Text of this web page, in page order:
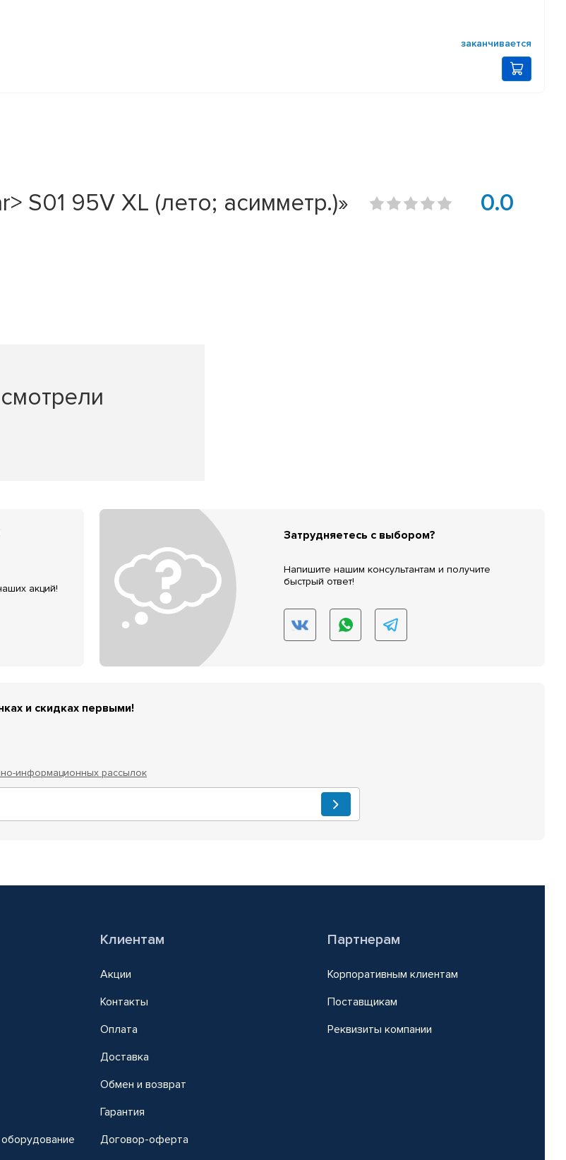
заканчивается
S01 95V XL (лето; асимметр.)» 0.0
акций!
Затрудняетесь с выбором?
Напишите нашим консультантам и получите
быстрый ответ!
и скидках первыми!
информационных рассылок
Клиентам
Акции
Контакты
Оплата
Доставка
Обмен и возврат
Гарантия
Договор-оферта
Партнерам
Корпоративным клиентам
Поставщикам
Реквизиты компании